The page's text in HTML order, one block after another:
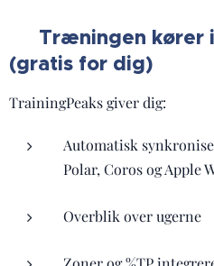
Træningen kører
(gratis for dig)
TrainingPeaks giver dig:
Automatisk
Polar, Coros og Apple
Overblik over ugerne